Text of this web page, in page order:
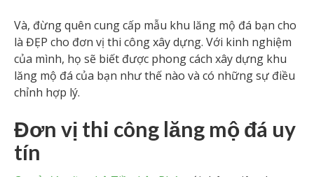
Và, đừng quên cung cấp mẫu khu lăng mộ đá bạn cho
là ĐẸP cho đơn vị thi công xây dựng. Với kinh nghiệm
của mình, họ sẽ biết được phong cách xây dựng khu
lăng mộ đá của bạn như thế nào và có những sự điều
chỉnh hợp lý.
Đơn vị thi công lăng mộ đá uy
tín